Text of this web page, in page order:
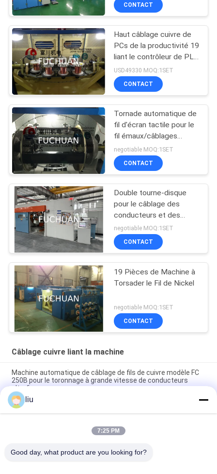
CONTACT
Haut câblage cuivre de
PCs de la productivité 19
liant le contrôleur de PLC
de la machine 2000 t/mn
USD49330 MOQ:1SET
CONTACT
Tornade automatique de
fil d'écran tactile pour le
fil émaux/câblages
cuivre nus
negotiable MOQ:1SET
CONTACT
Double tourne-disque
pour le câblage des
conducteurs et des
noyaux de câbles
negotiable MOQ:1SET
CONTACT
19 Pièces de Machine à
Torsader le Fil de Nickel
negotiable MOQ:1SET
CONTACT
Câblage cuivre liant la machine
Machine automatique de câblage de fils de cuivre modèle FC
250B pour le toronnage à grande vitesse de conducteurs
ultrafins
Fuchuan 800 machine à câble de cuivre à haute vitesse à
double torsion
Machine à doubler et torsader les câbles en fil de cuivre à
liu
7:25 PM
Good day, what product are you looking for?